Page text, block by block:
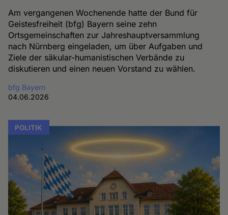
Am vergangenen Wochenende hatte der Bund für
Geistesfreiheit (bfg) Bayern seine zehn
Ortsgemeinschaften zur Jahreshauptversammlung
nach Nürnberg eingeladen, um über Aufgaben und
Ziele der säkular-humanistischen Verbände zu
diskutieren und einen neuen Vorstand zu wählen.
bfg Bayern
04.06.2026
POLITIK